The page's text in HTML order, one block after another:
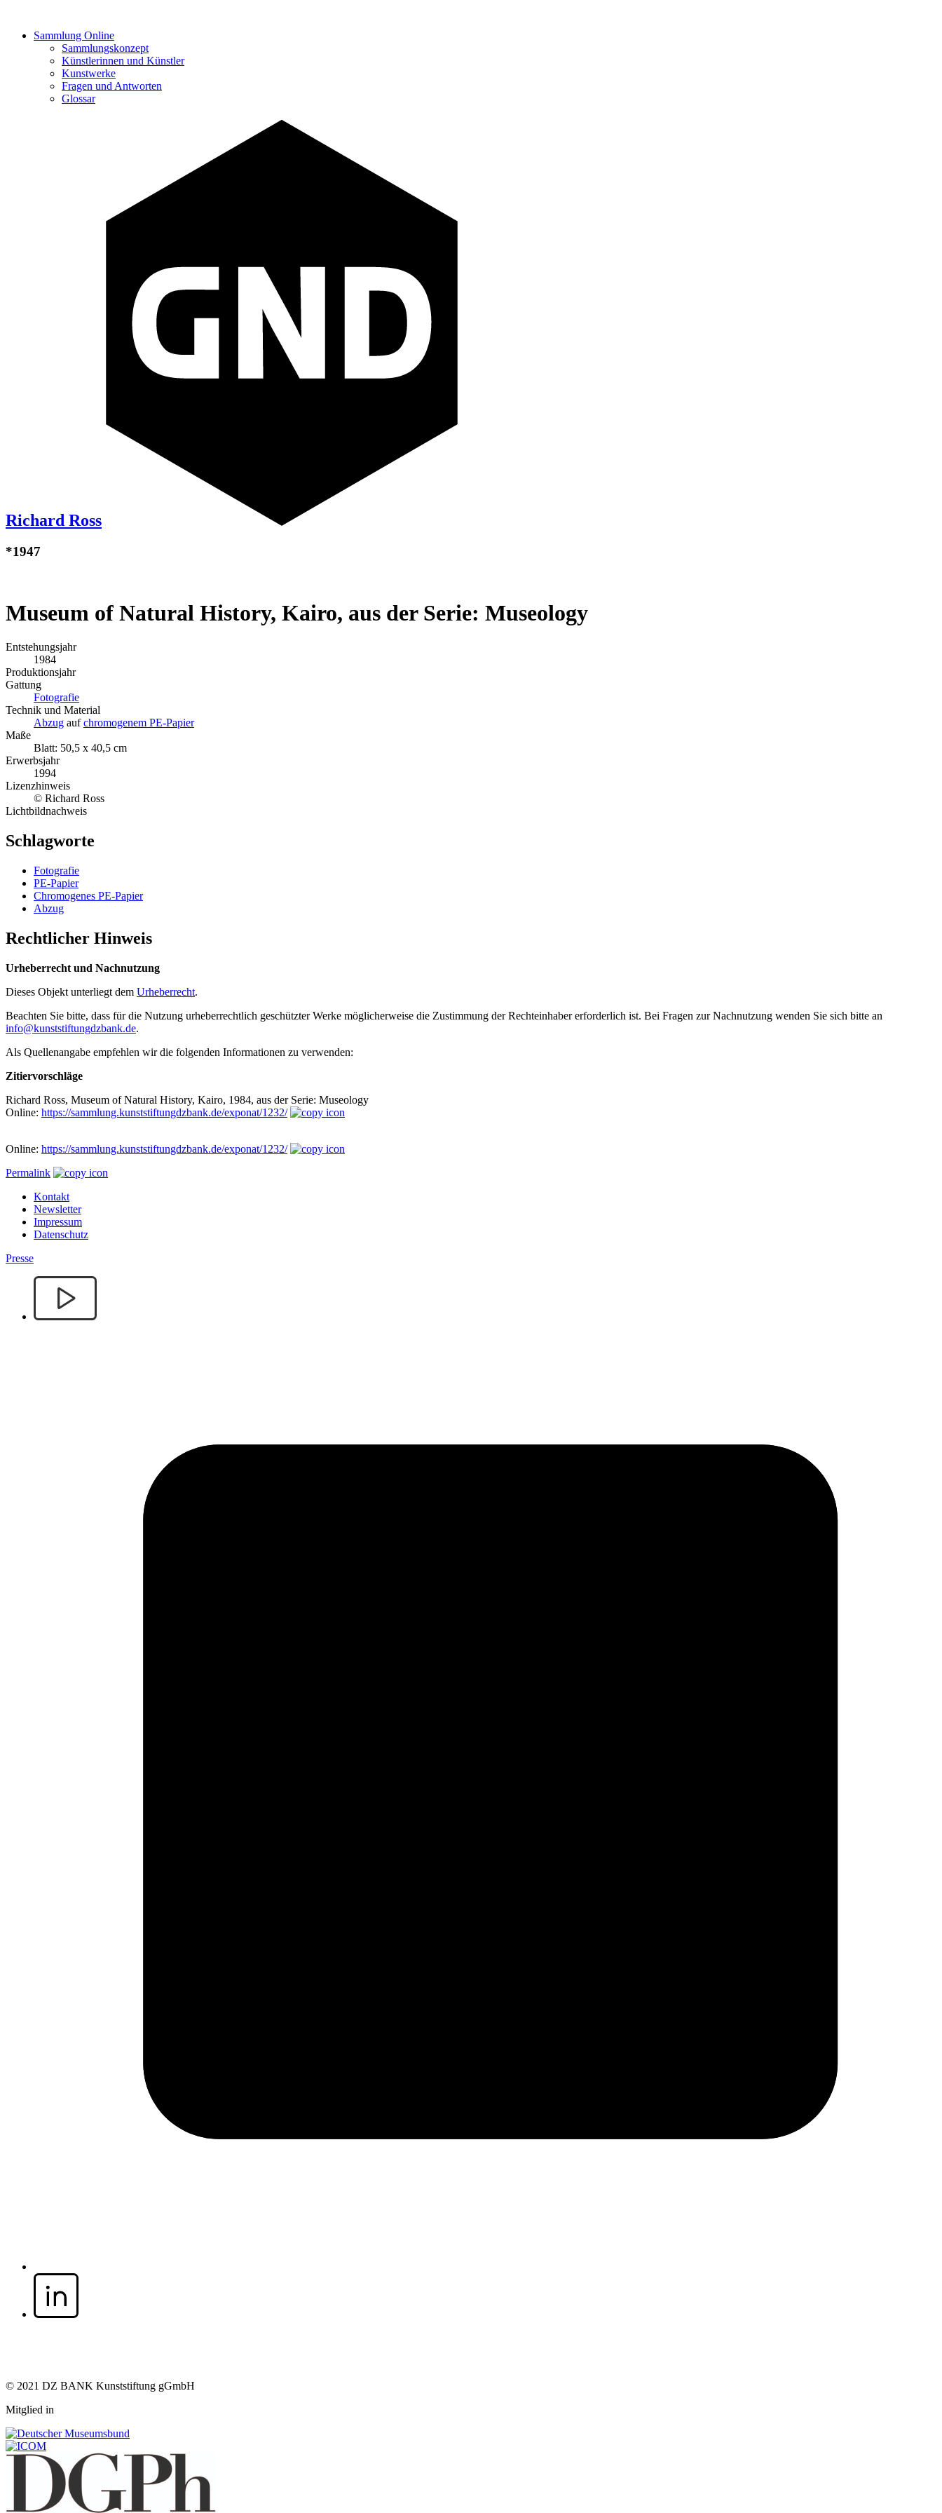
Sammlung Online
Sammlungskonzept
Künstlerinnen und Künstler
Kunstwerke
Fragen und Antworten
Glossar
Richard Ross
*1947
Museum of Natural History, Kairo, aus der Serie: Museology
Entstehungsjahr
1984
Produktionsjahr
Gattung
Fotografie
Technik und Material
Abzug aufchromogenem PE-Papier
Maße
Blatt: 50,5 x 40,5 cm
Erwerbsjahr
1994
Lizenzhinweis
© Richard Ross
Lichtbildnachweis
Schlagworte
Fotografie
PE-Papier
Chromogenes PE-Papier
Abzug
Rechtlicher Hinweis
Urheberrecht und Nachnutzung
Dieses Objekt unterliegt dem Urheberrecht.
Beachten Sie bitte, dass für die Nutzung urheberrechtlich geschützter Werke möglicherweise die Zustimmung der Rechteinhaber erforderlich ist. Bei Fragen zur Nachnutzung wenden Sie sich bitte an
info@kunststiftungdzbank.de.
Als Quellenangabe empfehlen wir die folgenden Informationen zu verwenden:
Zitiervorschläge
Richard Ross, Museum of Natural History, Kairo, 1984, aus der Serie: Museology
Online: https://sammlung.kunststiftungdzbank.de/exponat/1232/
Online: https://sammlung.kunststiftungdzbank.de/exponat/1232/
Permalink
Kontakt
Newsletter
Impressum
Datenschutz
Presse
© 2021 DZ BANK Kunststiftung gGmbH
Mitglied in